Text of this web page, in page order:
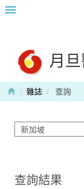
Toggle
月
雜誌 查詢
查詢結果